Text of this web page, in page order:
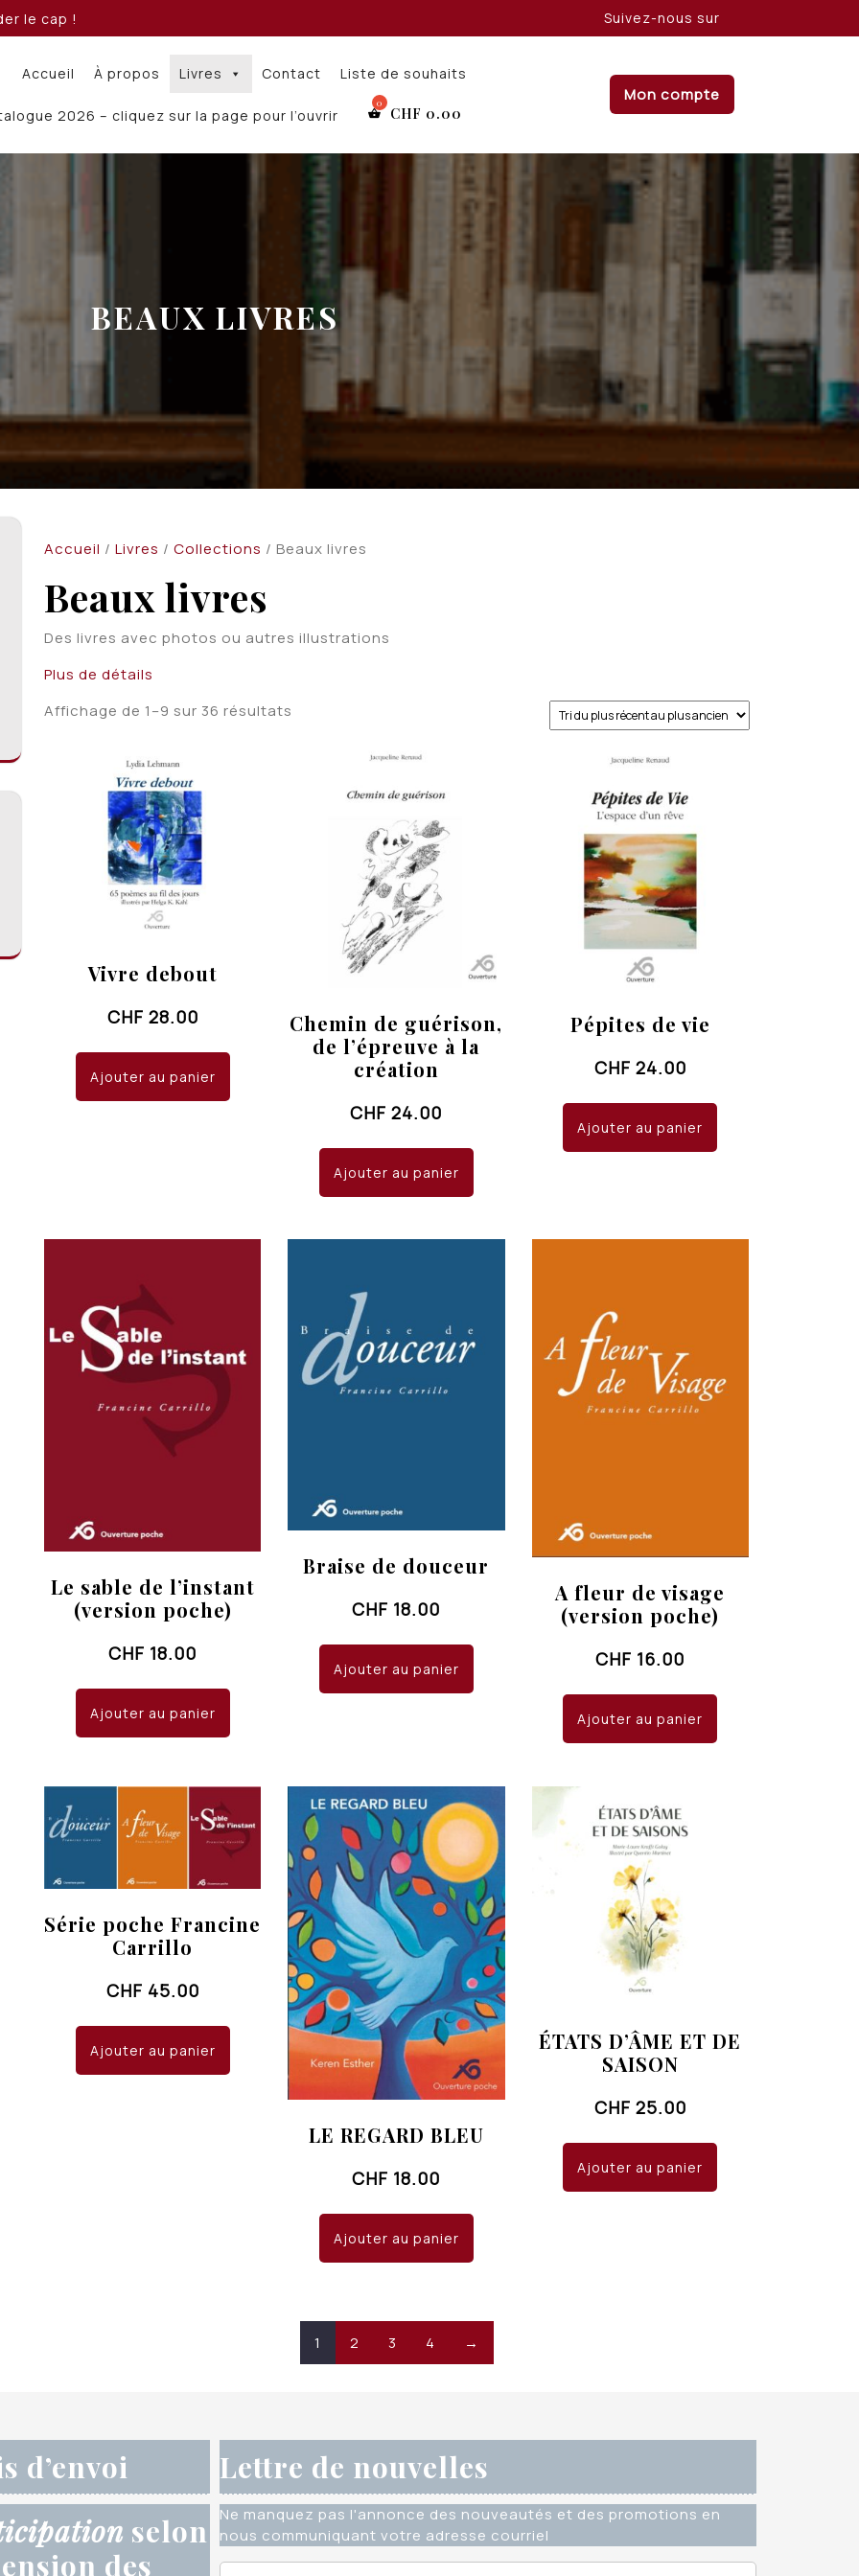
le cap ! Suivez-nous sur
Accueil À propos Livres Contact Liste de souhaits
2026 – cliquez sur la page pour l’ouvrir CHF 0.00
Mon compte
BEAUX LIVRES
Accueil / Livres / Collections / Beaux livres
Beaux livres
Des livres avec photos ou autres illustrations
Plus de détails
Affichage de 1–9 sur 36 résultats
Vivre debout
CHF 28.00
Ajouter au panier
Chemin de guérison,
de l’épreuve à la
création
CHF 24.00
Ajouter au panier
Pépites de vie
CHF 24.00
Ajouter au panier
Le sable de l’instant
(version poche)
CHF 18.00
Ajouter au panier
Braise de douceur
CHF 18.00
Ajouter au panier
A fleur de visage
(version poche)
CHF 16.00
Ajouter au panier
Série poche Francine
Carrillo
CHF 45.00
Ajouter au panier
LE REGARD BLEU
CHF 18.00
Ajouter au panier
ÉTATS D’ÂME ET DE
SAISON
CHF 25.00
Ajouter au panier
1 2 3 4 →
d’envoi
selon
des
Lettre de nouvelles
Ne manquez pas l'annonce des nouveautés et des promotions en
nous communiquant votre adresse courriel